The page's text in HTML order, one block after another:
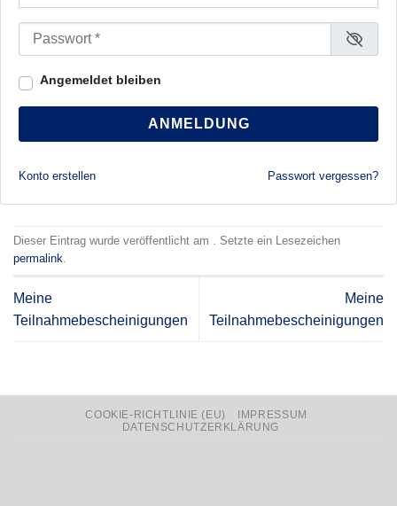
Passwort
Angemeldet bleiben
ANMELDUNG
Konto erstellen Passwort vergessen?
Dieser Eintrag wurde veröffentlicht am . Setzte ein Lesezeichen
permalink.
Meine
Teilnahmebescheinigungen
Meine
Teilnahmebescheinigungen
COOKIE-RICHTLINIE (EU)
IMPRESSUM
DATENSCHUTZERKLÄRUNG